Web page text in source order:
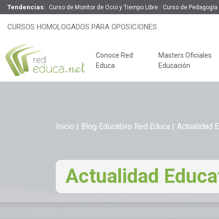
Tendencias: Curso de Monitor de Ocio y Tiempo Libre Curso de
CURSOS HOMOLOGADOS PARA OPOSICIONES
Conoce Red
Educa
Masters Oficiales
Educación
Claves del éxito
Inicio Blog Educativo Red Educa Actualidad
Actualidad